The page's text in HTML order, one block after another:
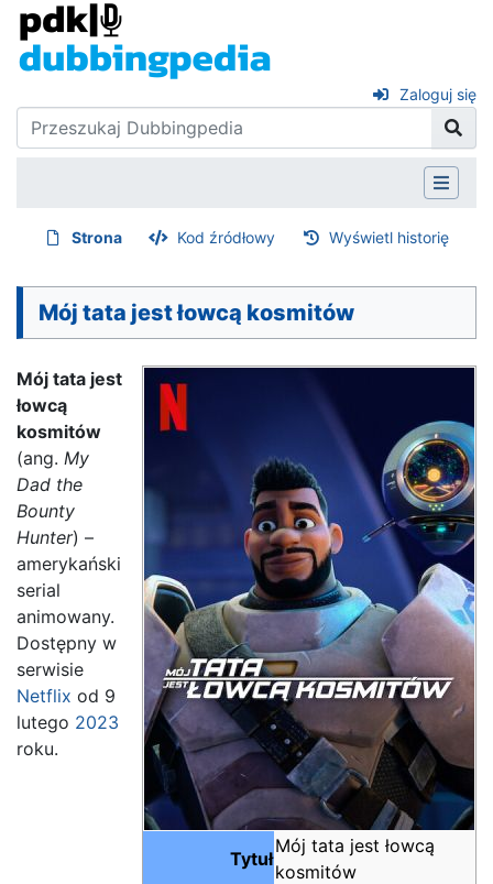
Zaloguj się
Strona Kod źródłowy Wyświetl historię
Mój tata jest łowcą kosmitów
Tytuł
Mój tata jest łowcą
kosmitów
Mój tata jest
łowcą
kosmitów
(ang. My
Dad the
Bounty
Hunter) –
amerykański
serial
animowany.
Dostępny w
serwisie
Netflix od 9
lutego 2023
roku.